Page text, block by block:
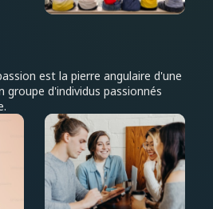
est la pierre angulaire d'une
groupe d'individus passionnés